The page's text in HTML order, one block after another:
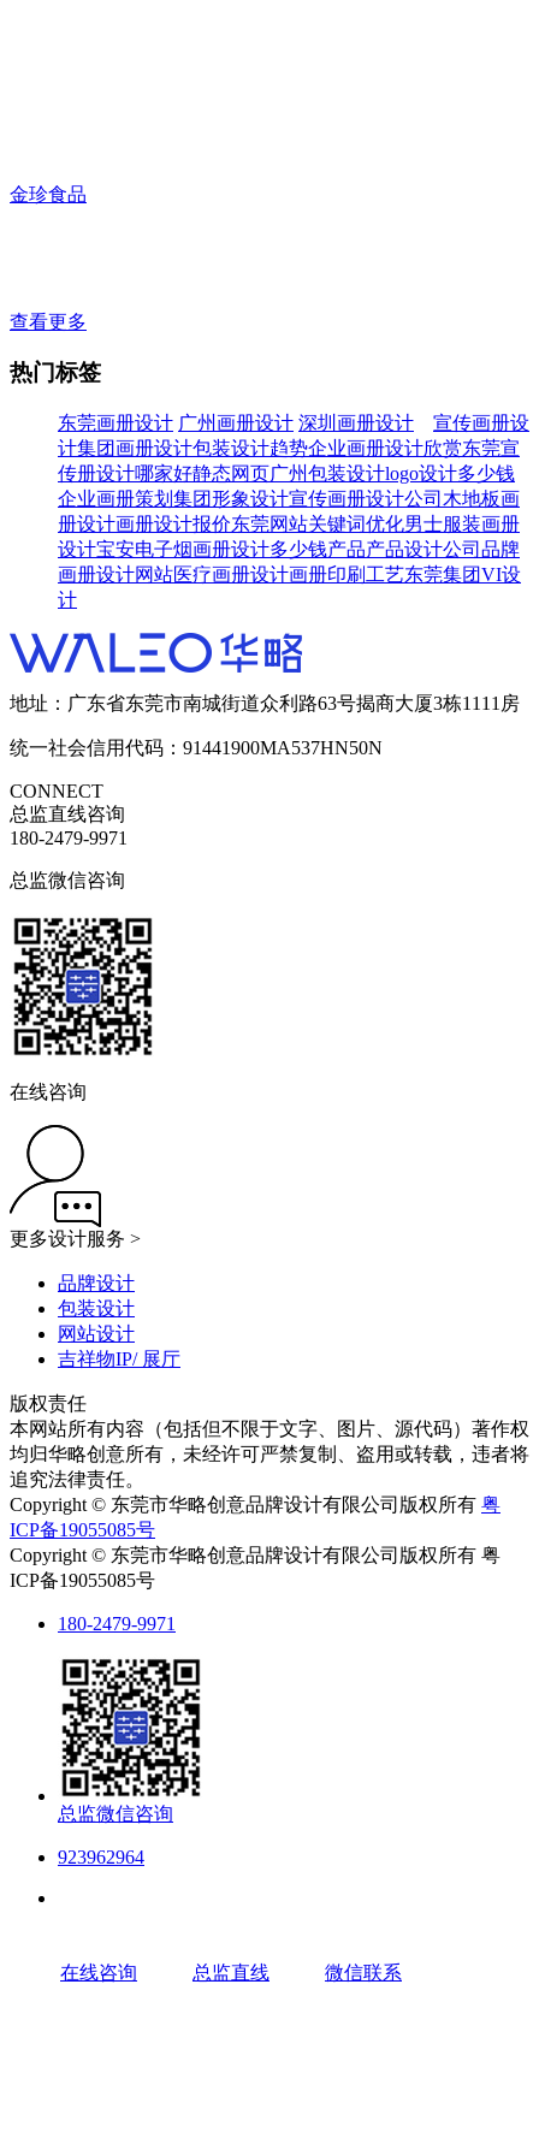
金珍食品
查看更多
热门标签
东莞画册设计 广州画册设计 深圳画册设计
宣传画册设
计集团画册设计包装设计趋势企业画册设计欣赏东莞宣
传册设计哪家好静态网页广州包装设计logo设计多少钱
企业画册策划 集团形象设计宣传画册设计公司 木地板画
册设计画册设计报价东莞网站关键词优化男士服装画册
设计宝安电子烟画册设计多少钱产品产品设计公司 品牌
画册设计网站医疗画册设计画册印刷工艺东莞集团VI设
计
地址：广东省东莞市南城街道众利路63号揭商大厦3栋1111房
统一社会信用代码：91441900MA537HN50N
CONNECT
总监直线咨询
180-2479-9971
总监微信咨询
在线咨询
更多设计服务 >
品牌设计
包装设计
网站设计
吉祥物IP/ 展厅
版权责任
本网站所有内容（包括但不限于文字、图片、源代码）著作权
均归华略创意所有，未经许可严禁复制、盗用或转载，违者将
追究法律责任。
Copyright © 东莞市华略创意品牌设计有限公司版权所有 粤
ICP备19055085号
Copyright © 东莞市华略创意品牌设计有限公司版权所有 粤
ICP备19055085号
180-2479-9971
总监微信咨询
923962964
在线咨询 总监直线 微信联系